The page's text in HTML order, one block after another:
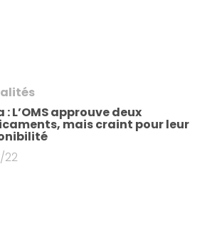
: L’OMS approuve deux
mais craint pour leur
22